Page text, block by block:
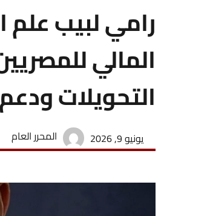
رامي لبيب
المالي
التحويلات
يونيو 9, 2026 المحرر العام